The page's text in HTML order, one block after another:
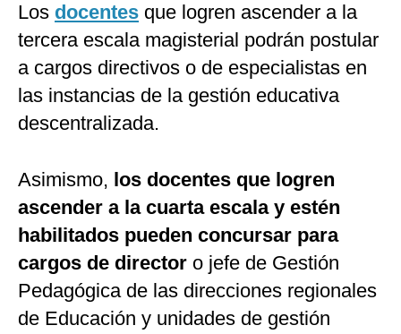
Los docentes que logren ascender a la
tercera escala magisterial podrán postular
a cargos directivos o de especialistas en
las instancias de la gestión educativa
descentralizada.
Asimismo, los docentes que logren
ascender a la cuarta escala y estén
habilitados pueden concursar para
cargos de director o jefe de Gestión
Pedagógica de las direcciones regionales
de Educación y unidades de gestión